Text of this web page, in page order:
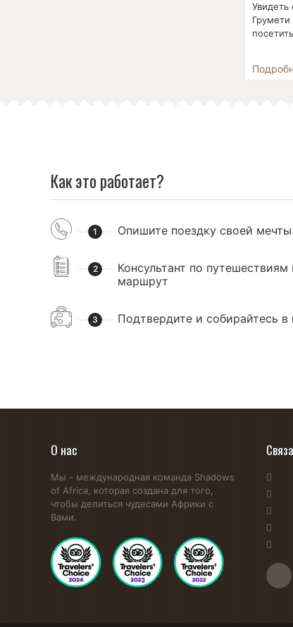
Как это работает?
1 Опишите поездку своей мечты
2
Консультант по
маршрут
3 Подтвердите и собирайтесь в
О нас
Мы - международная команда Shadows
of Africa, которая создана для того,
чтобы делиться чудесами Африки с
Вами.